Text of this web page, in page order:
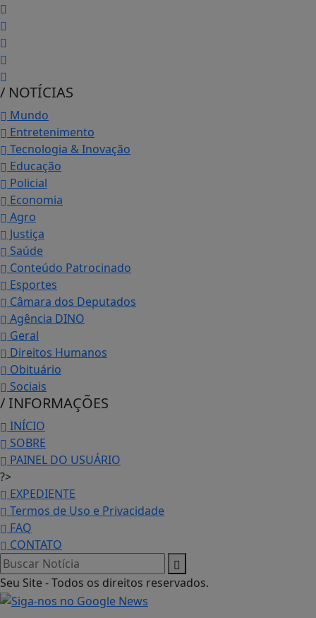
/ NOTÍCIAS
Mundo
Entretenimento
Tecnologia & Inovação
Educação
Policial
Economia
Agro
Justiça
Saúde
Conteúdo Patrocinado
Esportes
Câmara dos Deputados
Agência DINO
Geral
Direitos Humanos
Obituário
Sociais
/ INFORMAÇÕES
INÍCIO
SOBRE
PAINEL DO USUÁRIO
?>
EXPEDIENTE
Termos de Uso e Privacidade
FAQ
CONTATO
Seu Site - Todos os direitos reservados.